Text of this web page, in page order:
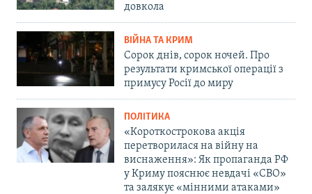
довкола
ВІЙНА ТА КРИМ
Сорок днів, сорок ночей. Про
результати кримської операції з
примусу Росії до миру
ПОЛІТИКА
«Короткострокова акція
перетворилася на війну на
виснаження»: Як пропаганда РФ
у Криму пояснює невдачі «СВО»
та залякує «мінними атаками»